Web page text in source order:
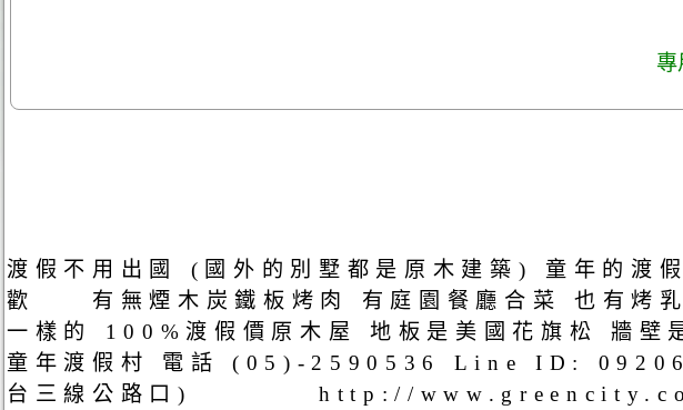
專
渡假不用出國 (國外的別墅都是原木建築) 童年的渡
歡 有無煙木炭鐵板烤肉 有庭園餐廳合菜 也有
一樣的 100%渡假價原木屋 地板是美國花旗
童年渡假村 電話 (05)-2590536 Line ID:
台三線公路口) http://